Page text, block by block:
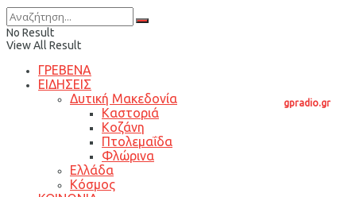
gpradio.gr
No Result
View All Result
ΓΡΕΒΕΝΑ
ΕΙΔΗΣΕΙΣ
Δυτική Μακεδονία
Καστοριά
Κοζάνη
Πτολεμαΐδα
Φλώρινα
Ελλάδα
Κόσμος